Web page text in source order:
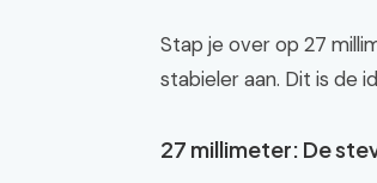
Stap je over op 27
stabieler aan. Dit is de
27 millimeter: De